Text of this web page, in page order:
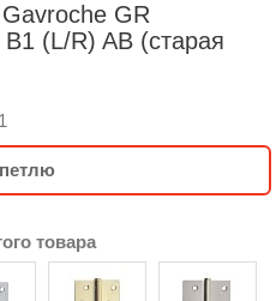
GR
(L/R) AB (старая
петлю
товара